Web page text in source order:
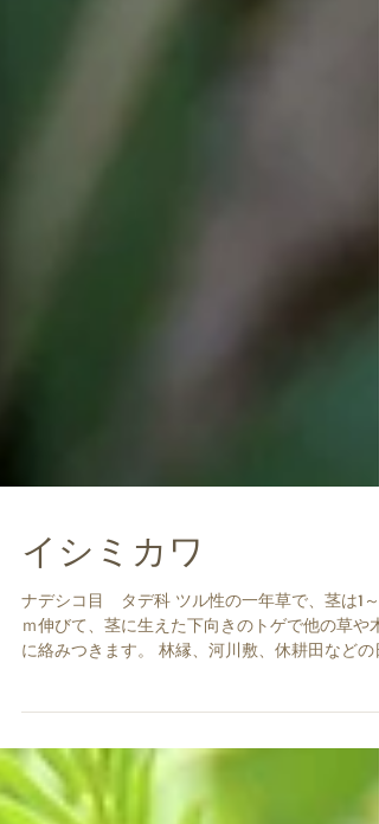
イシミカワ
ナデシコ目 タデ科 ツル性の一年草で、茎は1～2
に絡みつきます。 林縁、河川敷、休耕田などの日
当たりがよくて湿り気のある場所に生えます。 日
本の北海道～沖縄と東アジアに広く分布します。